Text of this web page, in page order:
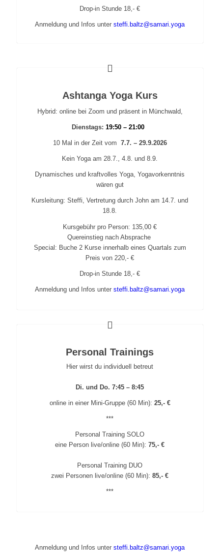
Drop-in Stunde 18,- €
Anmeldung und Infos untersteffi.baltz@samari.yoga
Ashtanga Yoga Kurs
Hybrid: online bei Zoom und präsent in Münchwald,
Dienstags: 19:50 – 21:00
10 Mal in der Zeit vom 7.7. – 29.9.2026
Kein Yoga am28.7., 4.8. und 8.9.
Dynamisches und kraftvolles Yoga, Yogavorkenntnis
wären gut
Kursleitung: Steffi, Vertretung durch John am 14.7. und
18.8.
Kursgebühr pro Person: 135,00 €
Quereinstieg nach Absprache
Special: Buche 2 Kurse innerhalb eines Quartals zum
Preis von 220 ,-€
Drop-in Stunde 18,- €
Anmeldung und Infos untersteffi.baltz@samari.yoga
Personal Trainings
Hier wirst du individuell betreut
Di. und Do. 7:45 – 8:45
online in einer Mini-Gruppe (60 Min): 25,- €
***
Personal Training SOLO
eine Person live/online (60 Min):75,- €
Personal Training DUO
zwei Personen live/online (60 Min):85,- €
***
Anmeldung und Infos untersteffi.baltz@samari.yoga